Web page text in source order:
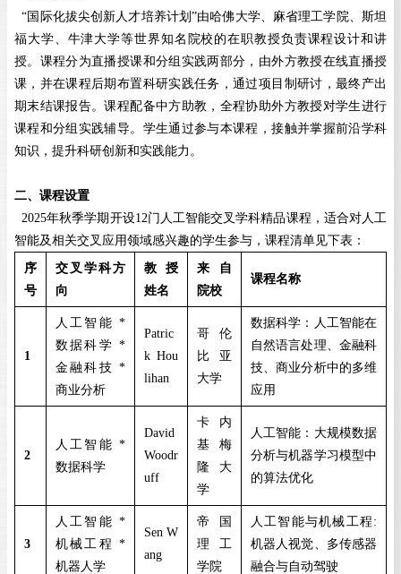
“国际化拔尖创新人才培养计划”由哈佛大学、麻省理工学院、斯坦
福大学、牛津大学等世界知名院校的在职教授负责课程设计和讲
授。课程分为直播授课和分组实践两部分，由外方教授在线直播授
课，并在课程后期布置科研实践任务，通过项目制研讨，最终产出
期末结课报告。课程配备中方助教，全程协助外方教授对学生进行
课程和分组实践辅导。学生通过参与本课程，接触并掌握前沿学科
知识，提升科研创新和实践能力。
二、课程设置
2025年秋季学期开设12门人工智能交叉学科精品课程，适合对人工
智能及相关交叉应用领域感兴趣的学生参与，课程清单见下表：
序
号
交叉学科方
向
教授
姓名
来自
院校
课程名称
1
人工智能 *
数据科学 *
金融科技 *
商业分析
Patric
k Hou
lihan
哥伦
比亚
大学
数据科学：人工智能在
自然语言处理、金融科
技、商业分析中的多维
应用
2
人工智能 *
数据科学
David
Woodr
uff
卡内
基梅
隆大
学
人工智能：大规模数据
分析与机器学习模型中
的算法优化
3
人工智能 *
机械工程 *
机器人学
Sen W
ang
帝国
理工
学院
人工智能与机械工程:
机器人视觉、多传感器
融合与自动驾驶